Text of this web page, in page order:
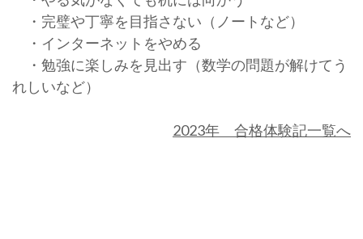
・完璧や丁寧を目指さない（ノートなど）
・インターネットをやめる
・勉強に楽しみを見出す（数学の問題が解けてう
れしいなど）
2023年 合格体験記一覧へ